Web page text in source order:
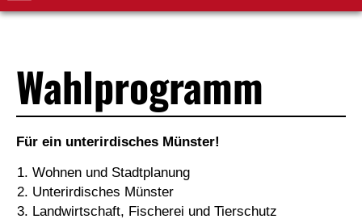
Wahlprogramm
Für ein unterirdisches Münster!
Wohnen und Stadtplanung
Unterirdisches Münster
Landwirtschaft, Fischerei und Tierschutz